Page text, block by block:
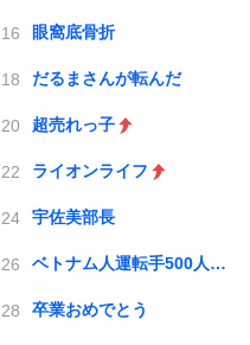
眼窩底骨折
だるまさんが転んだ
超売れっ子
ライオンライフ
宇佐美部長
ベトナム人運転手500人採用
卒業おめでとう